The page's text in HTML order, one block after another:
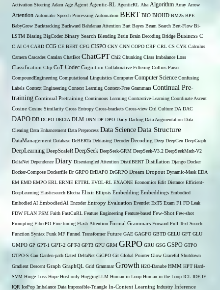
Activation Steering Adam Age Agent Agentic-RL AgenticRL Aha Algorithm Array Arrow
Attention Automatic Speech Processing Automation BERT BIO BIOHD BM25 BPE
BabyGrow Backtracking Backward Bahdanau Attention Bart Bayes Beam Search Bert-Flow Bi-
LSTM Biasing BigCodec Binary Search Blending Brain Brain Decoding Bridge Business C
C.AI C4 CARD CCG CE BERT CFG CISPO CKY CNN COPO CRF CRL CS CYK Calculus
Camera Cascades Catalan ChatBot ChatGPT Chi2 Chunking Class Imbalance Loss
Classification Clip CoT Codec Cognition Collaborative Filtering Collins Parser
CompoundEngineering Computational Linguistics Computer Computer Science Confusing
Labels Context Engineering Context Learning Context-Free Grammars Continual Pre-
training Continual Pretraining Continuous Learning Contrastive-Learning Coordinate Ascent
Cosine Cosine Similarity Cross Entropy Cross-brackets Cross-view Ctrl Culture DA DAC
DAPO DB DCPO DELTA DLM DNN DP DPO Daily Darling Data Augmentation Data
Clearing Data Enhancement Data Preprocess Data Science Data Structure
DataManagement Database DeBERTa Debiasing Decoder Decoding Deep DeepGen DeepGraph
DeepLearning DeepScaleR DeepSeek DeepSeek-GRM DeepSeek-V3.2 DeepSeekMath-V2
DeltaNet Dependence Diary Disentangled Attention DistilBERT Distillation Django Docker
Docker-Compose Dockerfile Dr GRPO DrDAPO DrGRPO Dream Dropout Dynamic-Mask EDA
EM EMD EMPO ERL ERNIE ETTRL EVOL-RL EXAONE Economics Edit Distance Efficient-
DeepLearning Elasticsearch Electra Elixir Ellipsis Embedding Embeddings Embodied
Embodied AI EmbodiedAI Encoder Entropy Evaluation Eventlet ExT5 Exam F1 FD Leak
FDW FLAN FSM Faith FastCuRL Feature Engineering Feature-based Few-Shot Few-shot
Prompting FiberPO Fine-tuning Flash-Attention Formal Grammars Forward Full-Text-Search
Function Syntax Funk MF Funnel Transformer Future GAE GAGPO GBTD GELU GFT GLU
GMPO GP GPT-1 GPT-2 GPT-3 GPT3 GPU GRM GRPO GRU GSG GSPO GTPO
GTPO-S Gan Garden-path Gated DeltaNet GiGPO Git Global Pointer Glow Graceful Shutdown
Gradient Descent Graph GraphQL Grid Grammar Growth H2O-Danube HMM HPT Hard-
SVM Hinge Loss Hope Host-only HuggingLLM Human-in-Loop Human-in-the-Loop ICL IDE IE
IQR IcePop Imbalance Data Impossible-Triangle In-Context Learning Industry Inference